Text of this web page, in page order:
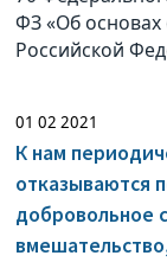
ФЗ «Об
Российской
01 02 2021
К нам
отказываются
добровольное